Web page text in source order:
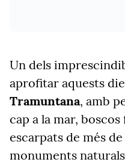
Un dels
aprofitar aquests
Tramuntana, amb
cap a la mar,
escarpats de més
monuments